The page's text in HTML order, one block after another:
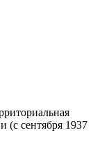
(с сентября 1937